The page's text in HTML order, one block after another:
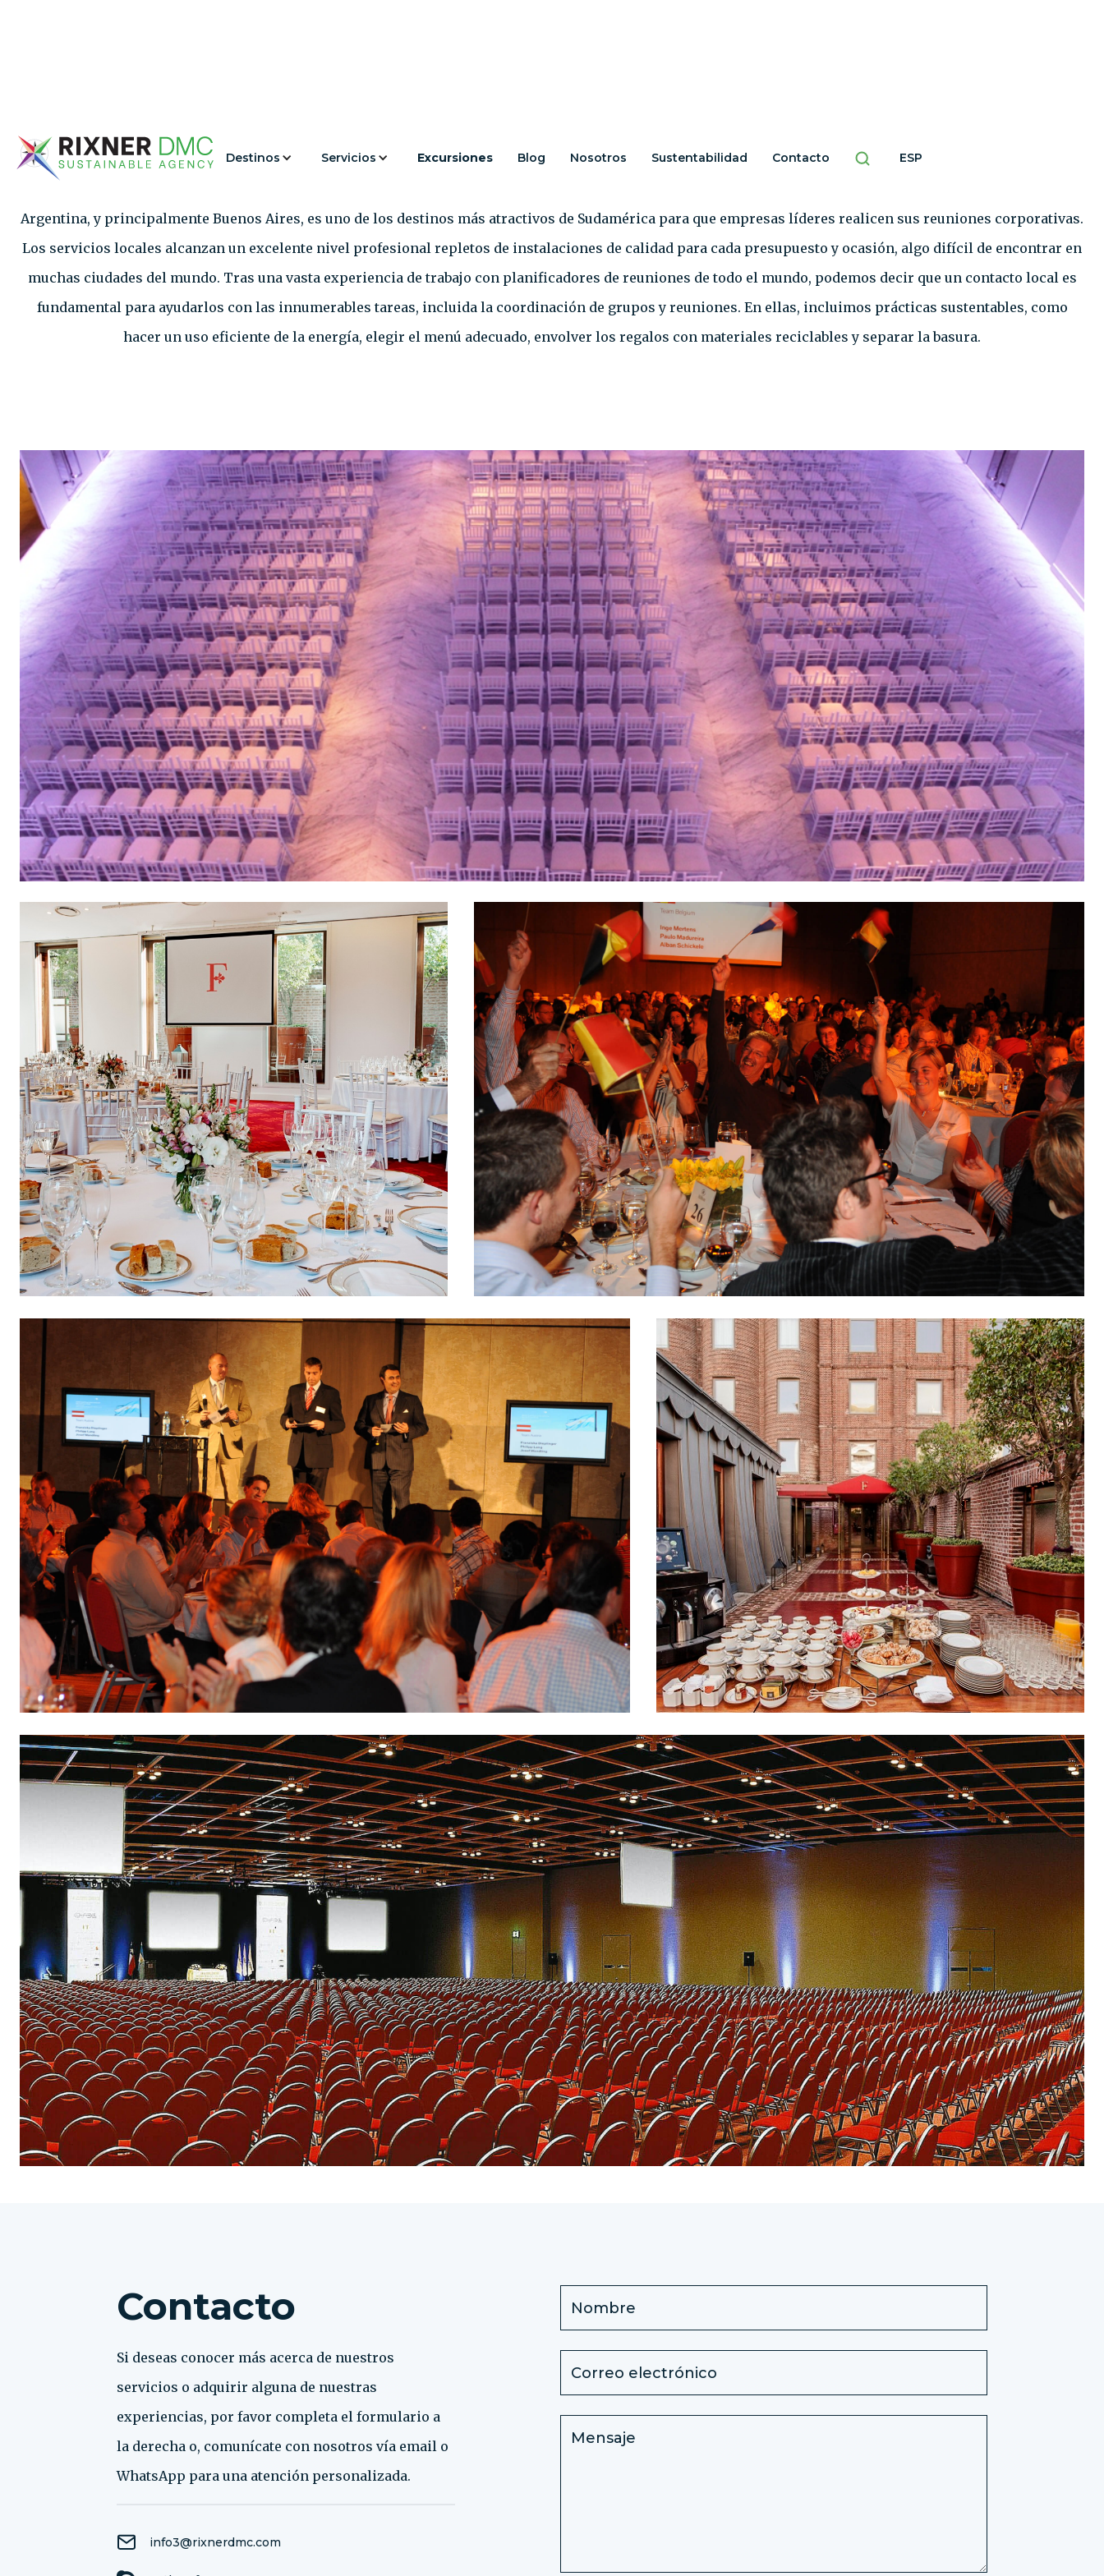
Destinos Servicios Excursiones Blog Nosotros Sustentabilidad Contacto ESP
Reuniones y Congresos
Argentina, y principalmente Buenos Aires, es uno de los destinos más atractivos de Sudamérica para que empresas líderes realicen sus reuniones corporativas.
Los servicios locales alcanzan un excelente nivel profesional repletos de instalaciones de calidad para cada presupuesto y ocasión, algo difícil de encontrar en
muchas ciudades del mundo. Tras una vasta experiencia de trabajo con planificadores de reuniones de todo el mundo, podemos decir que un contacto local es
fundamental para ayudarlos con las innumerables tareas, incluida la coordinación de grupos y reuniones. En ellas, incluimos prácticas sustentables, como
hacer un uso eficiente de la energía, elegir el menú adecuado, envolver los regalos con materiales reciclables y separar la basura.
Contacto
Si deseas conocer más acerca de nuestros
servicios o adquirir alguna de nuestras
experiencias, por favor completa el formulario a
la derecha o, comunícate con nosotros vía email o
WhatsApp para una atención personalizada.
info3@rixnerdmc.com